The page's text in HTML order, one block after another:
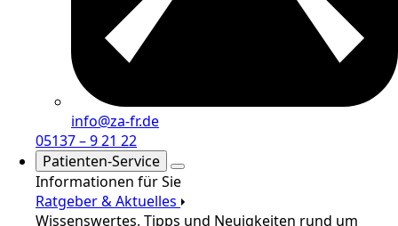
info@za-fr.de
05137 – 9 21 22
Patienten-Service
Informationen für Sie
Ratgeber & Aktuelles
Wissenswertes, Tipps und Neuigkeiten rund um